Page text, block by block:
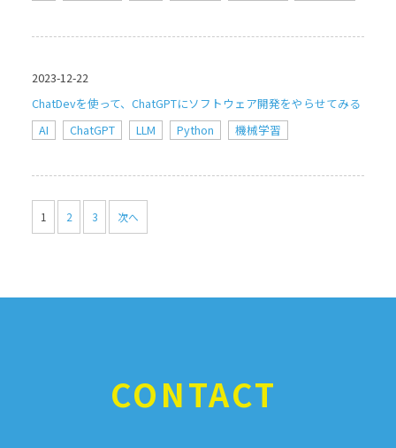
2023-12-22
ChatDevを使って、ChatGPTにソフトウェア開発をやらせてみる
AI
ChatGPT LLM Python 機械学習
1 2 3 次へ
CONTACT